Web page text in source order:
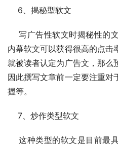
    6、揭秘型软文
内幕软文可以获得很高的点击
就被读者认定为广告文，那么
因此撰写文章前一定要注重对
握等。
    7、炒作类型软文
这种类型的软文是目前